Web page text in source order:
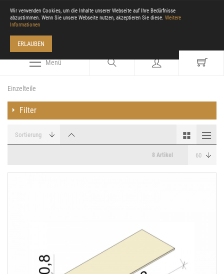
Menü
Einzelteile
Filter
8 Artikel
Wir verwenden Cookies, um die Inhalte unserer Webseite auf Ihre Bedürfnisse
abzustimmen. Wenn Sie unsere Webseite nutzen, akzeptieren Sie diese. Weitere
Informationen
ERLAUBEN